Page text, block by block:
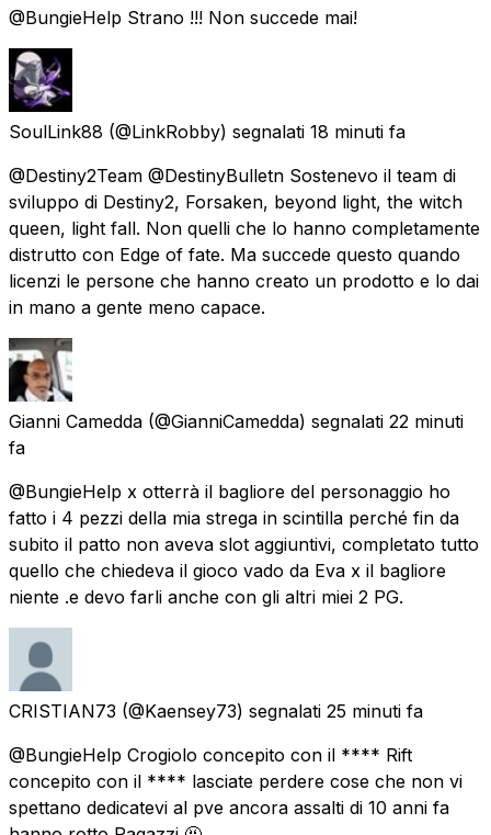
@BungieHelp Strano !!! Non succede mai!
SoulLink88 (@LinkRobby) segnalati 18 minuti fa
@Destiny2Team @DestinyBulletn Sostenevo il team di
sviluppo di Destiny2, Forsaken, beyond light, the witch
queen, light fall. Non quelli che lo hanno completamente
distrutto con Edge of fate. Ma succede questo quando
licenzi le persone che hanno creato un prodotto e lo dai
in mano a gente meno capace.
Gianni Camedda (@GianniCamedda) segnalati 22 minuti
fa
@BungieHelp x otterrà il bagliore del personaggio ho
fatto i 4 pezzi della mia strega in scintilla perché fin da
subito il patto non aveva slot aggiuntivi, completato tutto
quello che chiedeva il gioco vado da Eva x il bagliore
niente .e devo farli anche con gli altri miei 2 PG.
CRISTIAN73 (@Kaensey73) segnalati 25 minuti fa
@BungieHelp Crogiolo concepito con il **** Rift
concepito con il **** lasciate perdere cose che non vi
spettano dedicatevi al pve ancora assalti di 10 anni fa